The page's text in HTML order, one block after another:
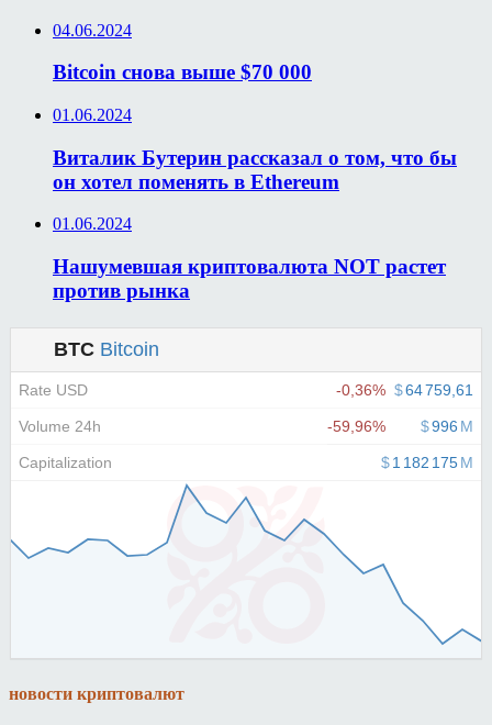
04.06.2024
Bitcoin снова выше $70 000
01.06.2024
Виталик Бутерин рассказал о том, что бы
он хотел поменять в Ethereum
01.06.2024
Нашумевшая криптовалюта NOT растет
против рынка
новости криптовалют